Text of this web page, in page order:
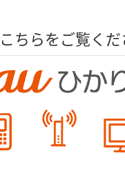
ちらをご覧くだ